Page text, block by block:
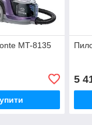
MT-8135
5